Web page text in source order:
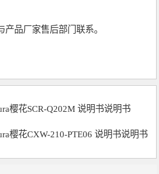
品厂家售后部门联系。
樱花SCR-Q202M 说明书说明书
樱花CXW-210-PTE06 说明书说明书